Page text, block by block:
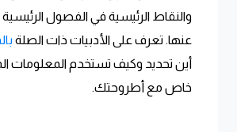
والنقاط الرئيسية في الفصول
عنها. تعرف على الأدبيات ذات الصلة
أين تحديد وكيف تستخدم المعلومات
خاص مع أطروحتك.